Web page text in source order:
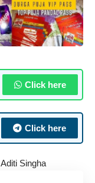
Click here
Click here
Aditi Singha